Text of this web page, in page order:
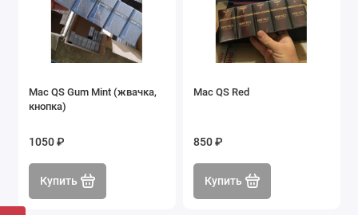
Mac QS Gum Mint (жвачка,
кнопка)
1050 ₽
Купить
Mac QS Red
850 ₽
Купить